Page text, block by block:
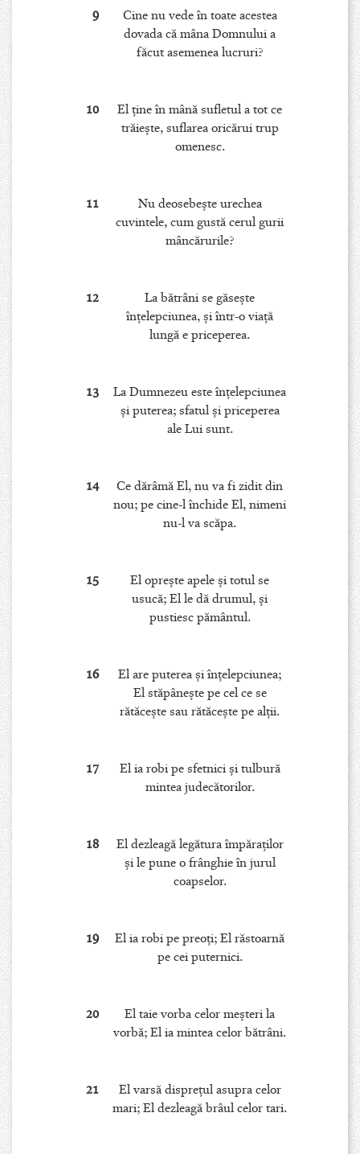
9
Cine nu vede în toate acestea
dovada că mâna Domnului a
făcut asemenea lucruri?
10
El ţine în mână sufletul a tot ce
trăieşte, suflarea oricărui trup
omenesc.
11
Nu deosebeşte urechea
cuvintele, cum gustă cerul gurii
mâncărurile?
12
La bătrâni se găseşte
înţelepciunea, şi într-o viaţă
lungă e priceperea.
13
La Dumnezeu este înţelepciunea
şi puterea; sfatul şi priceperea
ale Lui sunt.
14
Ce dărâmă El, nu va fi zidit din
nou; pe cine-l închide El, nimeni
nu-l va scăpa.
15
El opreşte apele şi totul se
usucă; El le dă drumul, şi
pustiesc pământul.
16
El are puterea şi înţelepciunea;
El stăpâneşte pe cel ce se
rătăceşte sau rătăceşte pe alţii.
17
El ia robi pe sfetnici şi tulbură
mintea judecătorilor.
18
El dezleagă legătura împăraţilor
şi le pune o frânghie în jurul
coapselor.
19
El ia robi pe preoţi; El răstoarnă
pe cei puternici.
20
El taie vorba celor meşteri la
vorbă; El ia mintea celor bătrâni.
21
El varsă dispreţul asupra celor
mari; El dezleagă brâul celor tari.